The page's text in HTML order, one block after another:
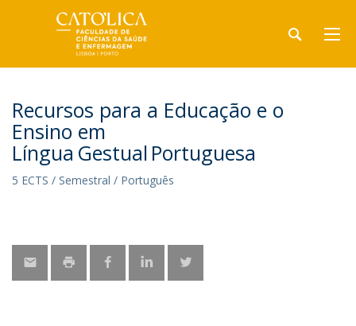
Recursos para a Educação e o
Ensino em
Língua Gestual Portuguesa
5 ECTS / Semestral / Português